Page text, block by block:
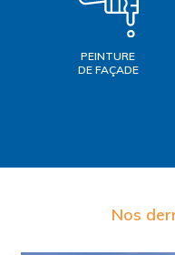
PEINTURE
DE FAÇADE
Nos